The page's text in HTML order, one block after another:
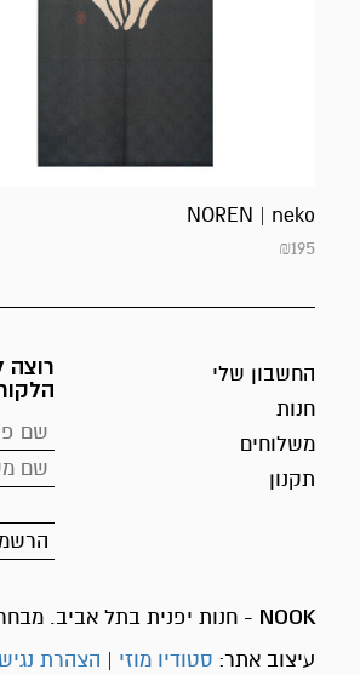
NOREN | neko
₪195
החשבון שלי
חנות
משלוחים
תקנון
NOOK - חנות יפנית בתל אביב.
עיצוב אתר: סטודיו מוזי | הצהרת